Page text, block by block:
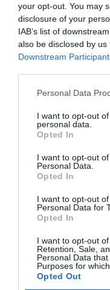
your opt-out. You may
disclosure of your
IAB’s list of
also be disclosed by
Downstream
Personal Data
I want to opt-out
personal data.
Opted In
I want to opt-out
Personal Data.
Opted In
I want to opt-out
Personal Data for
Opted In
I want to opt-out
Retention, Sale,
Personal Data
Purposes for
Opted Out